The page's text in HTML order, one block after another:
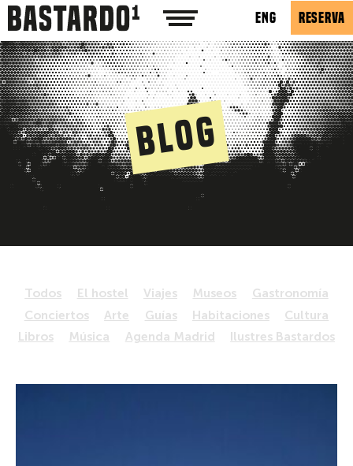
ENG RESERVA
Blog
Todos El hostel Viajes Museos
Gastronomía
Conciertos
Arte Guías Habitaciones
Cultura
Libros
Música Agenda Madrid Ilustres Bastardos